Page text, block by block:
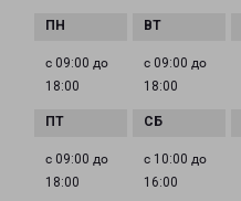
с 09:00 до
18:00
с 09:00 до
18:00
с 09:00 до
18:00
с 10:00 до
16:00